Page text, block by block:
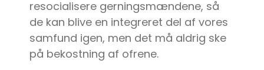
resocialisere gerningsmændene, så
de kan blive en integreret del af vores
samfund igen, men det må aldrig ske
på bekostning af ofrene.